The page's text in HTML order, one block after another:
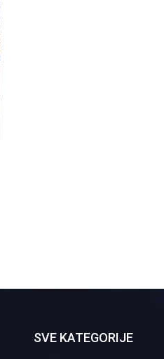
SVE KATEGORIJE